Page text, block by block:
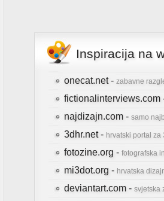
Inspiracija na
onecat.net - zabavne
fictionalinterviews.com
najdizajn.com - samo
3dhr.net - hrvatski portal za
fotozine.org - fotografska
mi3dot.org - hrvatska
deviantart.com - svjetska